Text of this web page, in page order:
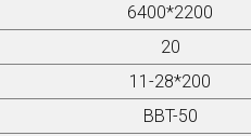
6400*2200
20
11-28*200
BBT-50